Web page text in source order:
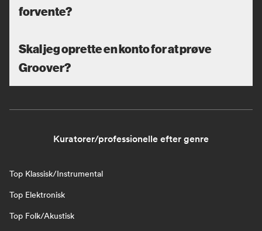
forvente?
Skal jeg oprette en konto for at prøve
Groover?
Kuratorer/professionelle efter genre
Top Klassisk/Instrumental
Top Elektronisk
Top Folk/Akustisk